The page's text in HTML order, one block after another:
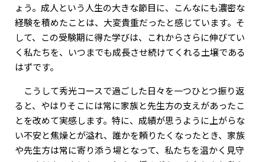
ょう。成人という人生の大きな節目に、こんなにも濃密な
経験を積めたことは、大変貴重だったと感じています。そ
して、この受験期に得た学びは、これからさらに伸びてい
く私たちを、いつまでも成長させ続けてくれる土壌である
はずです。
こうして秀光コースで過ごした日々を一つひとつ振り返
ると、やはりそこには常に家族と先生方の支えがあったこ
とを改めて実感します。特に、成績が思うように上がらな
い不安と焦燥とが溢れ、誰かを頼りたくなったとき、家族
や先生方は常に寄り添う場となって、私たちを温かく見守